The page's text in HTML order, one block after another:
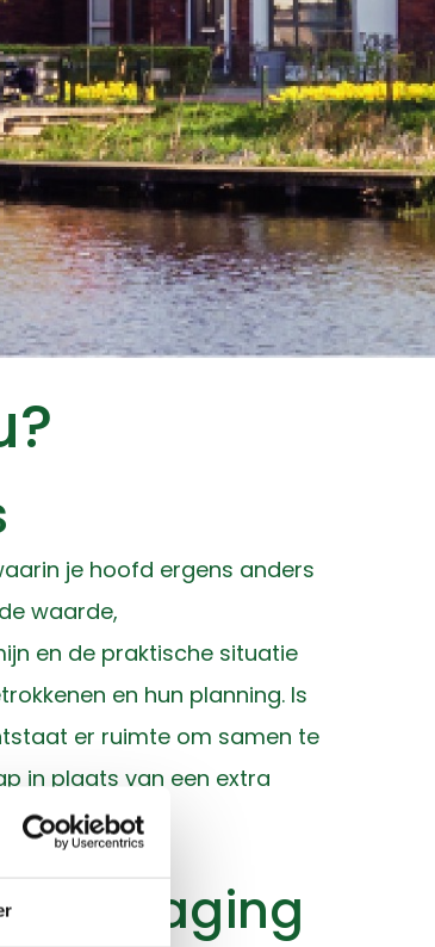
je hoofd ergens anders
waarde,
en de praktische situatie
en hun planning. Is
er ruimte om samen te
in plaats van een extra
vertraging